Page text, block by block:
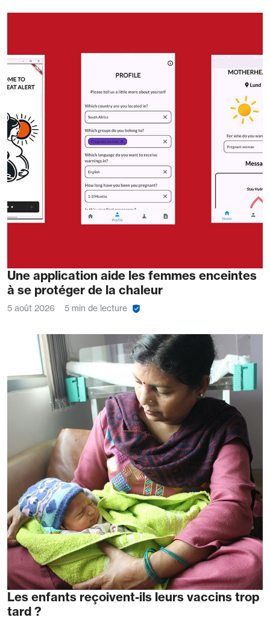
Une application aide les femmes enceintes
à se protéger de la chaleur
5 août 2026 5 min de lecture
Les enfants reçoivent-ils leurs vaccins trop
tard ?